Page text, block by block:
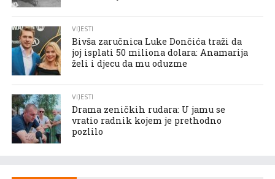
VIJESTI
Bivša zaručnica Luke Dončića traži da
joj isplati 50 miliona dolara: Anamarija
želi i djecu da mu oduzme
VIJESTI
Drama zeničkih rudara: U jamu se
vratio radnik kojem je prethodno
pozlilo